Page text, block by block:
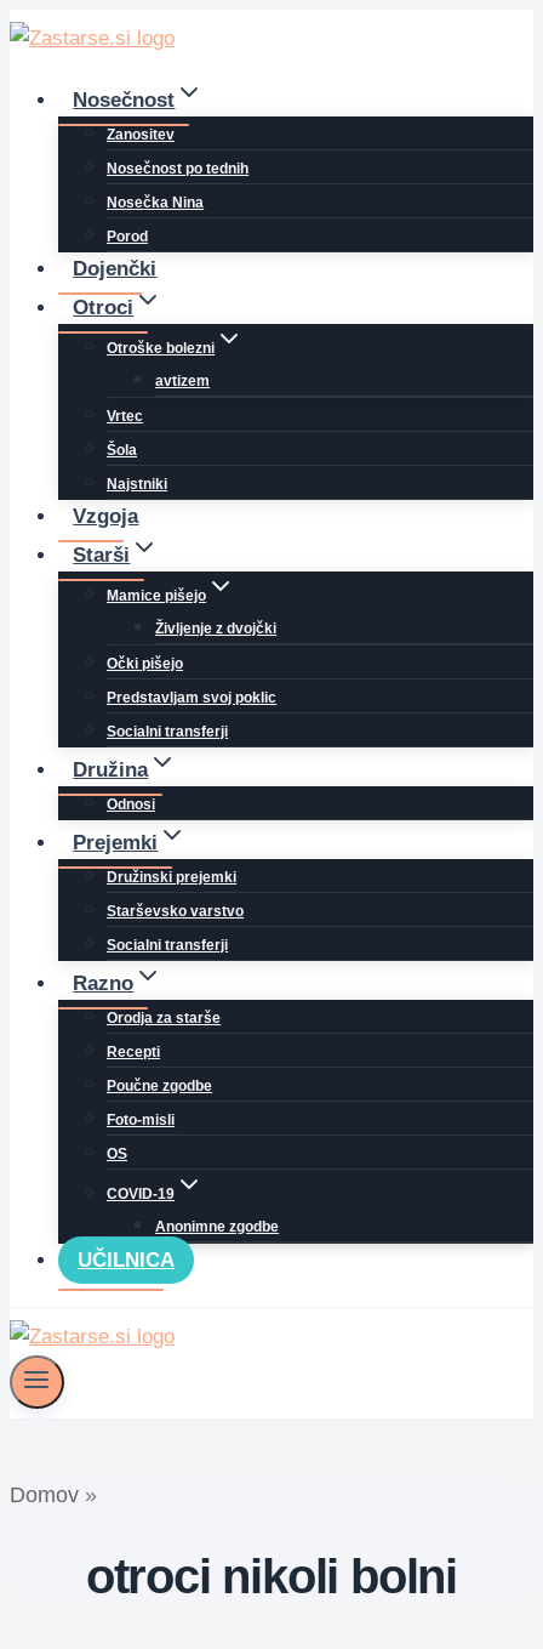
Skip
contentNosečnost
Zanositev
Nosečnost po tednih
Nosečka Nina
Porod
Dojenčki
Otroci
Otroške bolezni
avtizem
Vrtec
Šola
Najstniki
Vzgoja
Starši
Mamice pišejo
Življenje z dvojčki
Očki pišejo
Predstavljam svoj poklic
Socialni transferji
Družina
Odnosi
Prejemki
Družinski prejemki
Starševsko varstvo
Socialni transferji
Razno
Orodja za starše
Recepti
Poučne zgodbe
Foto-misli
OS
COVID-19
Anonimne zgodbe
UČILNICA
Domov »
otroci nikoli bolni